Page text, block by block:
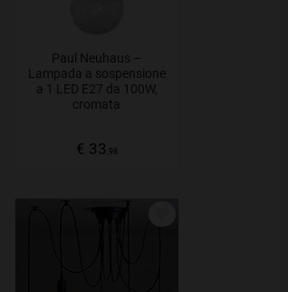
Paul Neuhaus –
Lampada a sospensione
a 1 LED E27 da 100W,
cromata
€ 33 ,98